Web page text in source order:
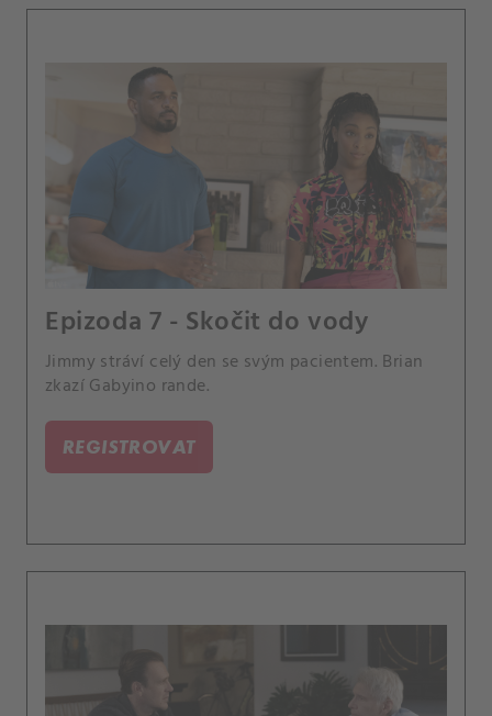
Epizoda 7 - Skočit do vody
Jimmy stráví celý den se svým pacientem. Brian
zkazí Gabyino rande.
REGISTROVAT